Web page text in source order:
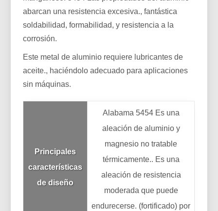
abarcan una resistencia excesiva., fantástica
soldabilidad, formabilidad, y resistencia a la
corrosión.
Este metal de aluminio requiere lubricantes de
aceite., haciéndolo adecuado para aplicaciones
sin máquinas.
Principales
características
de diseño
Alabama 5454 Es una
aleación de aluminio y
magnesio no tratable
térmicamente.. Es una
aleación de resistencia
moderada que puede
endurecerse. (fortificado) por